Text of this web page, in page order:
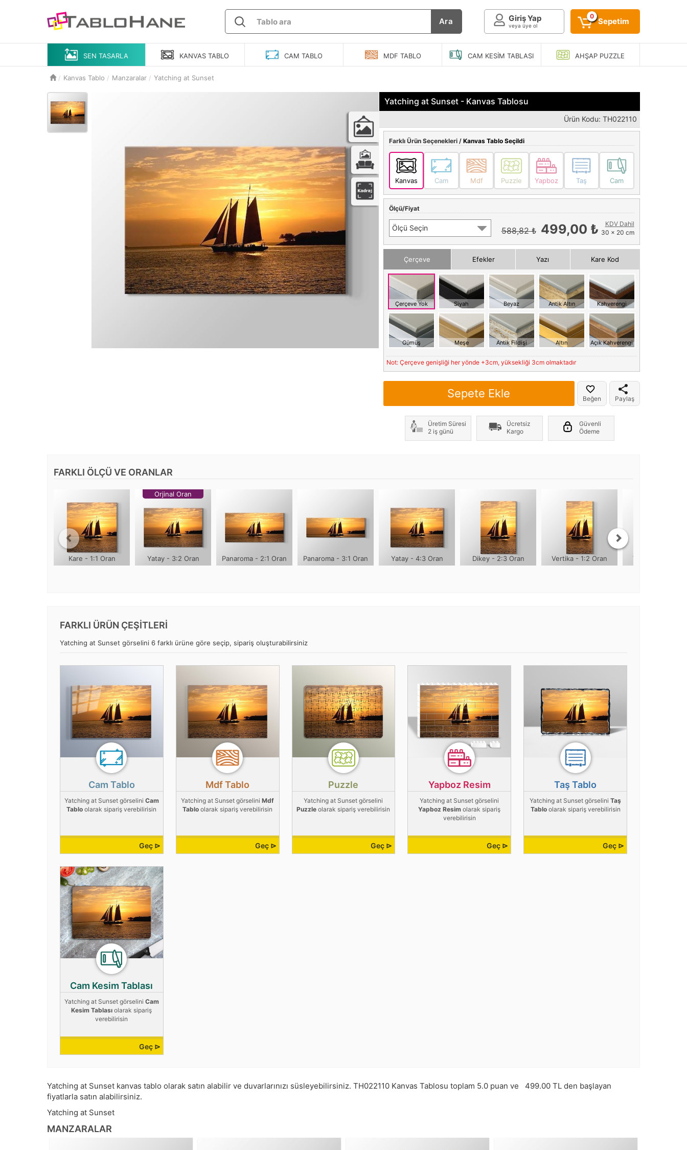
Ara Giriş Yap
veya üye ol
0
Sepetim
SEN TASARLA KANVAS TABLO CAM TABLO MDF TABLO CAM KESIM TABLASI AHŞAPPUZZLE
Kanvas Tablo Manzaralar Yatching at Sunset
Yatching at Sunset - Kanvas Tablosu
Ürün Kodu: TH022110
Farklı Ürün Seçenekleri / Kanvas Tablo Seçildi
Kanvas Cam Mdf Puzzle Yapboz Taş Cam
Ölçü/Fiyat
Ölçü Seçin 588,82 ₺ 499,00 ₺
KDV Dahil
30 x 20 cm
Çerçeve Efekler Yazı Kare Kod
Çerçeve Yok Siyah Beyaz Antik Altın Kahverengi
Gümüş Meşe Antik Fildişi Altın Açık Kahverengi
Not: Çerçeve genişliği her yönde +3cm, yüksekliği 3cm olmaktadır
Sepete Ekle Beğen Paylaş
Üretim Süresi
2 iş günü
Ücretsiz
Kargo
Güvenli
Ödeme
FARKLI ÖLÇÜ VE ORANLAR
Kare - 1:1 Oran
Orjinal Oran
Yatay - 3:2 Oran Panaroma - 2:1 Oran Panaroma - 3:1 Oran Yatay - 4:3 Oran Dikey - 2:3 Oran Vertika - 1:2 Oran Vertika - 1:3
FARKLI ÜRÜN ÇEŞİTLERİ
Yatching at Sunset görselini 6 farklı ürüne göre seçip, sipariş oluşturabilirsiniz
Cam Tablo
Yatching at Sunset görselini Cam
Tablo olarak sipariş verebilirisin
Geç ⊳
Mdf Tablo
Yatching at Sunset görseliniMdf
Tablo olarak sipariş verebilirisin
Geç ⊳
Puzzle
Yatching at Sunset görselini
Puzzle olarak sipariş verebilirisin
Geç ⊳
Yapboz Resim
Yatching at Sunset görselini
Yapboz Resim olarak sipariş
verebilirisin
Geç ⊳
Taş Tablo
Yatching at Sunset görseliniTaş
Tabloolarak sipariş verebilirisin
Geç ⊳
Cam Kesim Tablası
Yatching at Sunset görselini Cam
Kesim Tablası olarak sipariş
verebilirisin
Geç ⊳
Yatching at Sunset kanvas tablo olarak satın alabilir ve duvarlarınızı süsleyebilirsiniz. TH022110 Kanvas Tablosu toplam 5.0 puan ve 499.00 TL den başlayan
fiyatlarla satın alabilirsiniz.
Yatching at Sunset
MANZARALAR